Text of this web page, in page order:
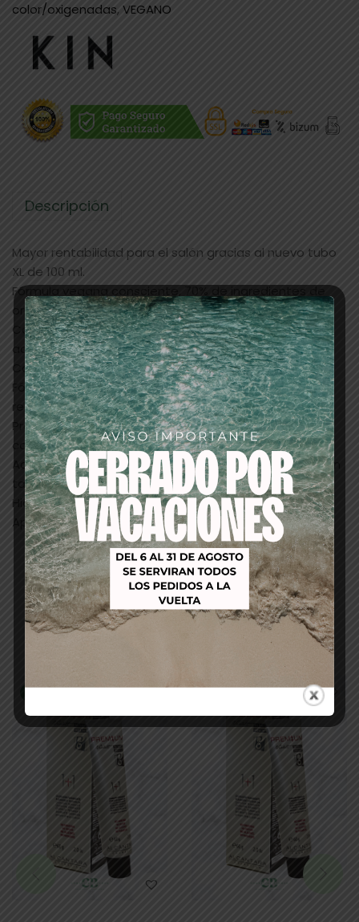
color/oxigenadas, VEGANO
Descripción
Mayor rentabilidad para el salón gracias al nuevo tubo
XL de 100 ml.
Fórmula vegana consciente, 70% de ingredientes de
origen natural.
Cobertura del 100% de los cabellos blancos con
acabado natural.
Colores de larga duración y fieles al reflejo del tono.
Fórmula sin PPD, reduce el riesgo de desarrollar
reacciones alérgicas.
Protección de la fibra capilar durante el proceso de
coloración.
Acondiciona el cabello en profundidad, aportándole un
tacto sedoso.
Hidrata la fibra capilar sellando la cutícula.
Aporta brillo multi-reflejo.
Productos relacionados
-53% -53%